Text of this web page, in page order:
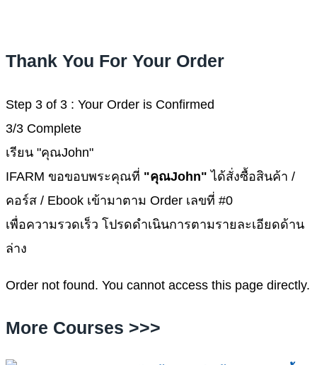
Thank You For Your Order
Step 3 of 3 : Your Order is Confirmed
3/3 Complete
เรียน "คุณJohn"
IFARM ขอขอบพระคุณที่ "คุณJohn" ได้สั่งซื้อสินค้า /
คอร์ส / Ebook เข้ามาตาม Order เลขที่ #0
เพื่อความรวดเร็ว โปรดดำเนินการตามรายละเอียดด้าน
ล่าง
Order not found. You cannot access this page directly.
More Courses >>>